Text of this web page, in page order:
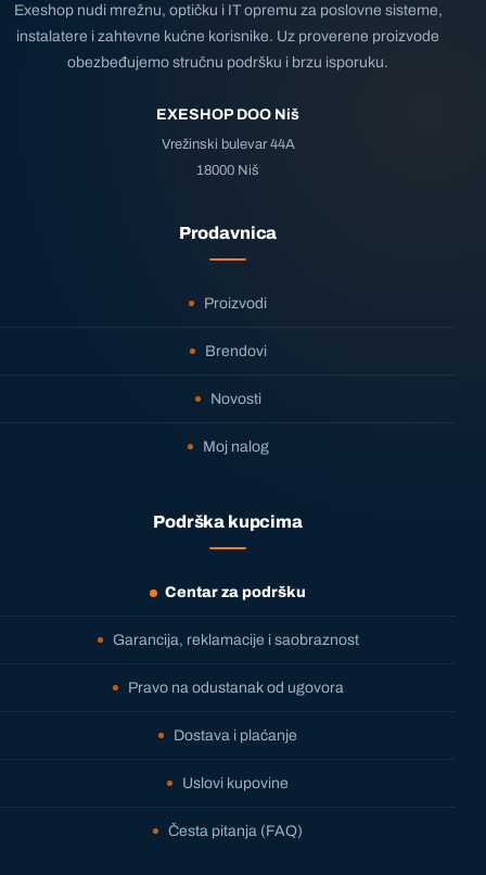
Exeshop nudi mrežnu, optičku i IT opremu za poslovne sisteme,
instalatere i zahtevne kućne korisnike. Uz proverene proizvode
obezbeđujemo stručnu podršku i brzu isporuku.
EXESHOP DOO Niš
Vrežinski bulevar 44A
18000 Niš
Prodavnica
Proizvodi
Brendovi
Novosti
Moj nalog
Podrška kupcima
Centar za podršku
Garancija, reklamacije i saobraznost
Pravo na odustanak od ugovora
Dostava i plaćanje
Uslovi kupovine
Česta pitanja (FAQ)